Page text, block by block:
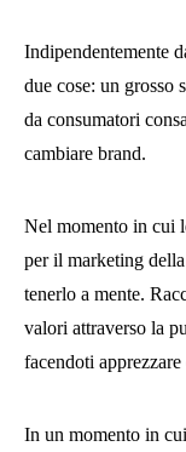
Indipendentemente
due cose: un grosso
da consumatori
cambiare brand.
Nel momento in cui
per il marketing
tenerlo a mente.
valori attraverso la
facendoti
In un momento in